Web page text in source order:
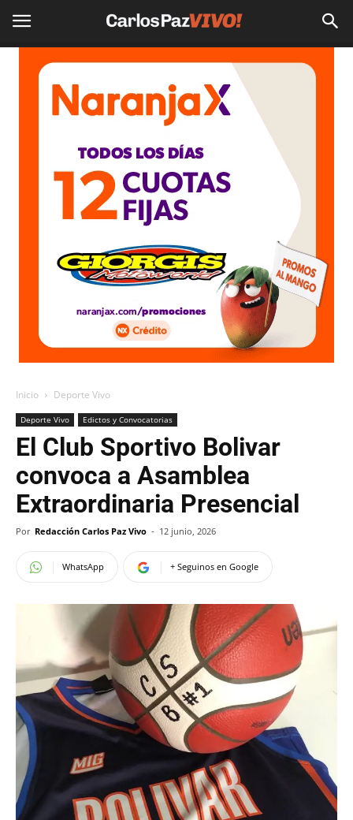
Inicio Deporte Vivo
Deporte Vivo Edictos y Convocatorias
El Club Sportivo Bolivar
convoca a Asamblea
Extraordinaria Presencial
Por Redacción Carlos Paz Vivo - 12 junio, 2026
WhatsApp + Seguinos en Google